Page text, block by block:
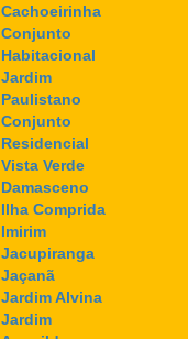
Cachoeirinha
Conjunto
Habitacional
Jardim
Paulistano
Conjunto
Residencial
Vista Verde
Damasceno
Ilha Comprida
Imirim
Jacupiranga
Jaçanã
Jardim Alvina
Jardim